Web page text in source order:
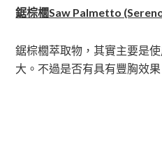
鋸棕櫚Saw Palmetto
鋸棕櫚萃取物，其實主要是
大。不過是否有具有豐胸效